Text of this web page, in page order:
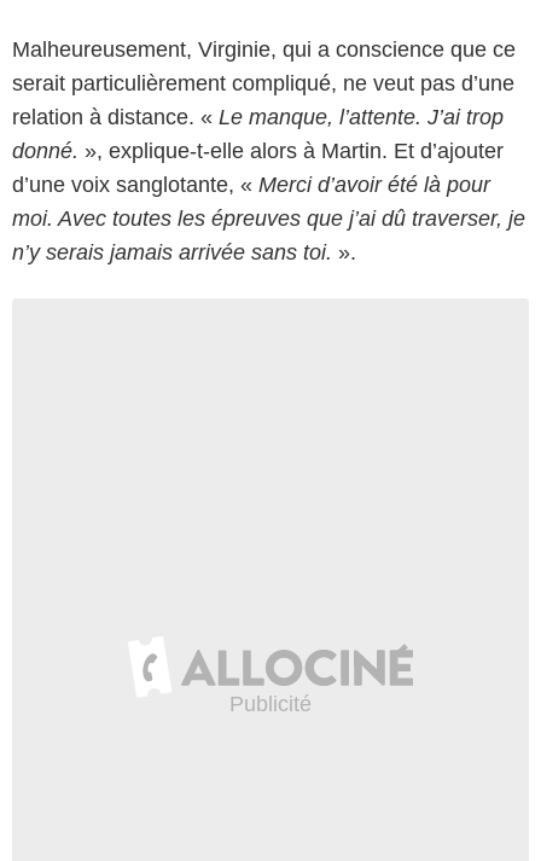
Malheureusement, Virginie, qui a conscience que ce
serait particulièrement compliqué, ne veut pas d’une
relation à distance. « Le manque, l’attente. J’ai trop
donné. », explique-t-elle alors à Martin. Et d’ajouter
d’une voix sanglotante, « Merci d’avoir été là pour
moi. Avec toutes les épreuves que j’ai dû traverser, je
n’y serais jamais arrivée sans toi. ».